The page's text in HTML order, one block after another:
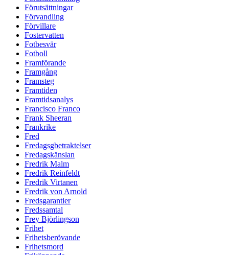
Förutsättningar
Förvandling
Förvillare
Fostervatten
Fotbesvär
Fotboll
Framförande
Framgång
Framsteg
Framtiden
Framtidsanalys
Francisco Franco
Frank Sheeran
Frankrike
Fred
Fredagsgbetraktelser
Fredagskänslan
Fredrik Malm
Fredrik Reinfeldt
Fredrik Virtanen
Fredrik von Arnold
Fredsgarantier
Fredssamtal
Frey Björlingson
Frihet
Frihetsberövande
Frihetsmord